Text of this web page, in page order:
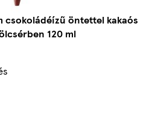
csokoládéízű öntettel kakaós
120 ml